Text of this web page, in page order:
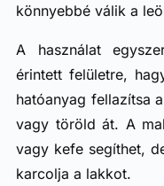
könnyebbé válik a
A használat
érintett felületre,
hatóanyag fellazítsa
vagy töröld át. A
vagy kefe segíthet,
karcolja a lakkot.